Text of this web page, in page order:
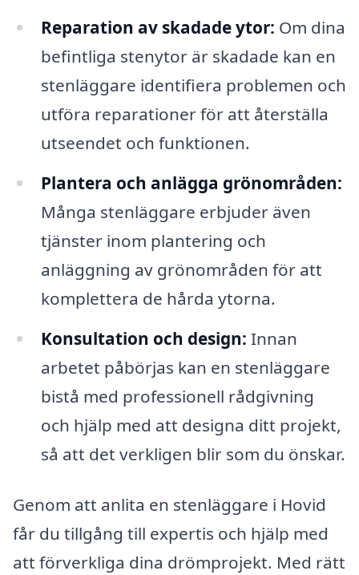
Reparation av skadade ytor: Om dina
befintliga stenytor är skadade kan en
stenläggare identifiera problemen och
utföra reparationer för att återställa
utseendet och funktionen.
Plantera och anlägga grönområden:
Många stenläggare erbjuder även
tjänster inom plantering och
anläggning av grönområden för att
komplettera de hårda ytorna.
Konsultation och design: Innan
arbetet påbörjas kan en stenläggare
bistå med professionell rådgivning
och hjälp med att designa ditt projekt,
så att det verkligen blir som du önskar.
Genom att anlita en stenläggare i Hovid
får du tillgång till expertis och hjälp med
att förverkliga dina drömprojekt. Med rätt